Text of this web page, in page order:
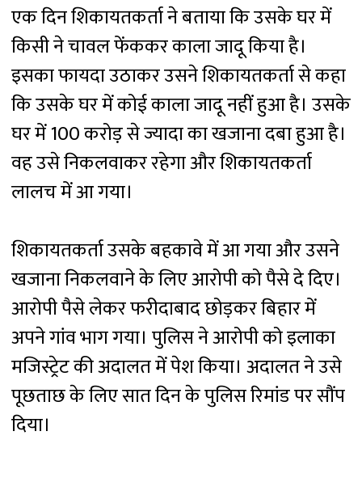
एक दिन शिकायतकर्ता ने बताया कि उसके घर में
किसी ने चावल फेंककर काला जादू किया है।
इसका फायदा उठाकर उसने शिकायतकर्ता से कहा
कि उसके घर में कोई काला जादू नहीं हुआ है। उसके
घर में 100 करोड़ से ज्यादा का खजाना दबा हुआ है।
वह उसे निकलवाकर रहेगा और शिकायतकर्ता
लालच में आ गया।
शिकायतकर्ता उसके बहकावे में आ गया और उसने
खजाना निकलवाने के लिए आरोपी को पैसे दे दिए।
आरोपी पैसे लेकर फरीदाबाद छोड़कर बिहार में
अपने गांव भाग गया। पुलिस ने आरोपी को इलाका
मजिस्ट्रेट की अदालत में पेश किया। अदालत ने उसे
पूछताछ के लिए सात दिन के पुलिस रिमांड पर सौंप
दिया।